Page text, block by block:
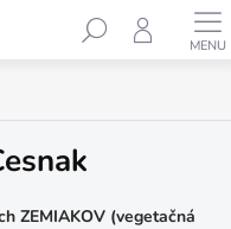
Hľadať
ZEMIAKOV (vegetačná